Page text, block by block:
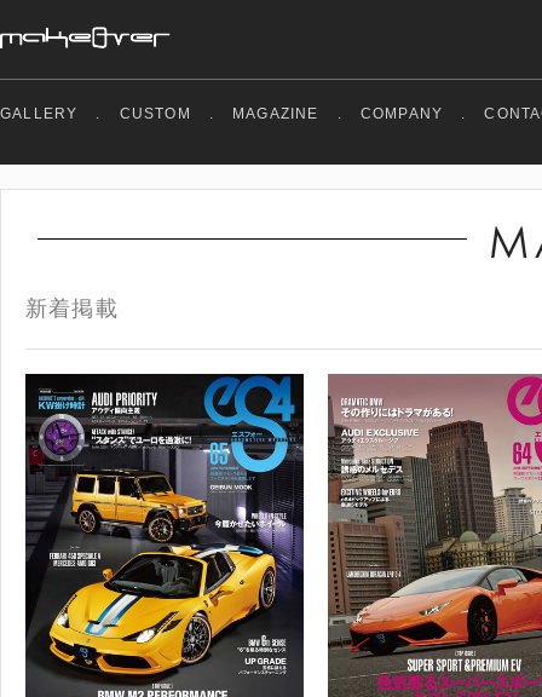
GALLERY . CUSTOM . MAGAZINE . COMPANY .
新着掲載